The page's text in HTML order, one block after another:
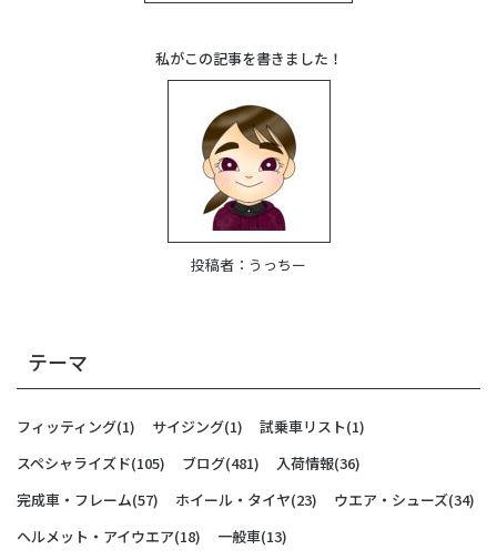
私がこの記事を書きました！
投稿者： うっちー
テーマ
フィッティング(1) サイジング(1) 試乗車リスト(1)
スペシャライズド(105) ブログ(481) 入荷情報(36)
完成車・フレーム(57) ホイール・タイヤ(23) ウエア・シューズ(34)
ヘルメット・アイウエア(18) 一般車(13)